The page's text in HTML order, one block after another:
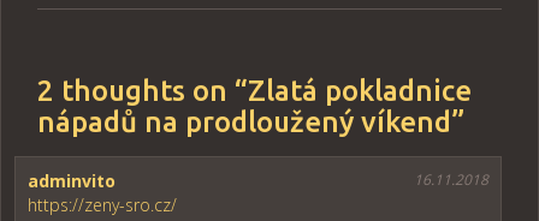
2 thoughts on “Zlatá pokladnice
nápadů na prodloužený víkend”
adminvito 16.11.2018
https://zeny-sro.cz/